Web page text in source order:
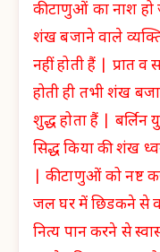
कीटाणुओं का नाश हो
शंख बजाने वाले
नहीं होती हैं | प्रात
होती ही तभी शंख
शुद्ध होता हैं | बर्लिन
सिद्ध किया की शंख
| कीटाणुओं को नष्ट
जल घर में छिडकने से
नित्य पान करने से